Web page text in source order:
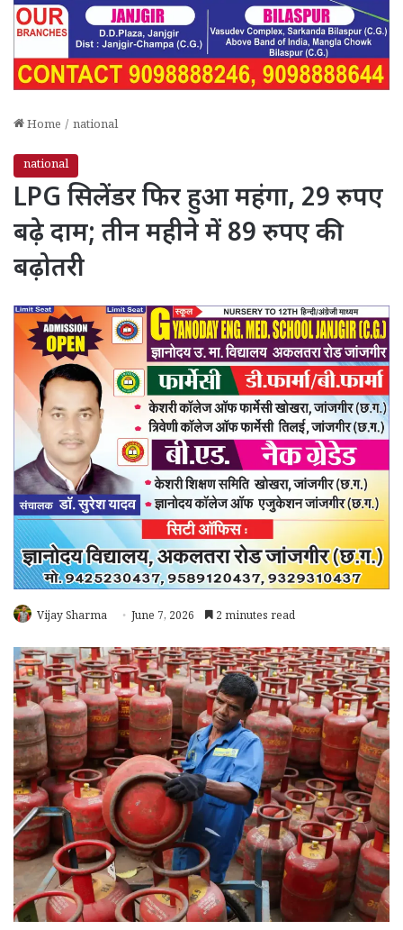
Home / national
national
LPG सिलेंडर फिर हुआ महंगा, 29 रुपए
बढ़े दाम; तीन महीने में 89 रुपए की
बढ़ोतरी
Vijay Sharma June 7, 2026 2 minutes read